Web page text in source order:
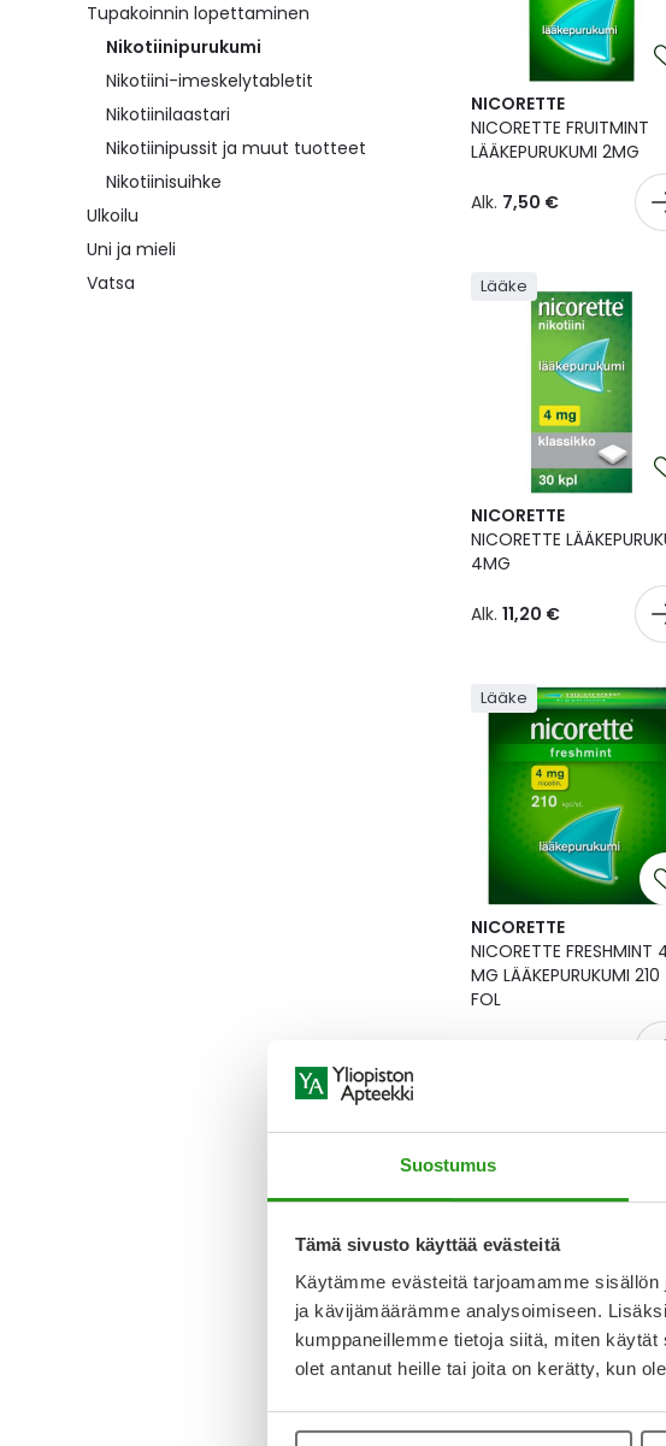
Suostumus
Tämä sivusto käyttää evästeitä
Käytämme evästeitä tarjoamamme
ja kävijämäärämme analysoimiseen.
kumppaneillemme tietoja siitä, miten
olet antanut heille tai joita on kerätty, kun
Tupakoinnin lopettaminen
Nikotiinipurukumi
Nikotiini-imeskelytabletit
Nikotiinilaastari
Nikotiinipussit ja muut tuotteet
Nikotiinisuihke
Ulkoilu
Uni ja mieli
Vatsa
NICORETTE
NICORETTE FRUITMINT
LÄÄKEPURUKUMI 2MG
Alk. 7,50 €
Lääke
NICORETTE
NICORETTE
4MG
Alk. 11,20 €
Lääke
NICORETTE
NICORETTE FRESHMINT
MG LÄÄKEPURUKUMI 210
FOL
Lääke
NICOTINELL
LÄÄKEPURUKUMI 2MG